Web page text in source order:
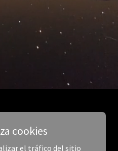
cookies
el tráfico del sitio